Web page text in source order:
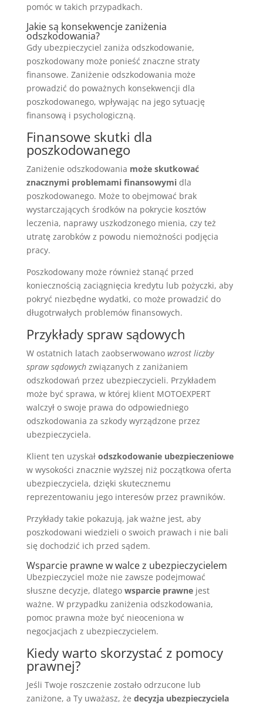
pomóc w takich przypadkach.
Jakie są konsekwencje zaniżenia
odszkodowania?
Gdy ubezpieczyciel zaniża odszkodowanie,
poszkodowany może ponieść znaczne straty
finansowe. Zaniżenie odszkodowania może
prowadzić do poważnych konsekwencji dla
poszkodowanego, wpływając na jego sytuację
finansową i psychologiczną.
Finansowe skutki dla
poszkodowanego
Zaniżenie odszkodowania może skutkować
znacznymi problemami finansowymidla
poszkodowanego. Może to obejmować brak
wystarczających środków na pokrycie kosztów
leczenia, naprawy uszkodzonego mienia, czy też
utratę zarobków z powodu niemożności podjęcia
pracy.
Poszkodowany może również stanąć przed
koniecznością zaciągnięcia kredytu lub pożyczki, aby
pokryć niezbędne wydatki, co może prowadzić do
długotrwałych problemów finansowych.
Przykłady spraw sądowych
W ostatnich latach zaobserwowano wzrost liczby
spraw sądowychzwiązanych z zaniżaniem
odszkodowań przez ubezpieczycieli. Przykładem
może być sprawa, w której klient MOTOEXPERT
walczył o swoje prawa do odpowiedniego
odszkodowania za szkody wyrządzone przez
ubezpieczyciela.
Klient ten uzyskał odszkodowanie ubezpieczeniowe
w wysokości znacznie wyższej niż początkowa oferta
ubezpieczyciela, dzięki skutecznemu
reprezentowaniu jego interesów przez prawników.
Przykłady takie pokazują, jak ważne jest, aby
poszkodowani wiedzieli o swoich prawach i nie bali
się dochodzić ich przed sądem.
Wsparcie prawne w walce z ubezpieczycielem
Ubezpieczyciel może nie zawsze podejmować
słuszne decyzje, dlatego wsparcie prawnejest
ważne. W przypadku zaniżenia odszkodowania,
pomoc prawna może być nieoceniona w
negocjacjach z ubezpieczycielem.
Kiedy warto skorzystać z pomocy
prawnej?
Jeśli Twoje roszczenie zostało odrzucone lub
zaniżone, a Ty uważasz, że decyzja ubezpieczyciela